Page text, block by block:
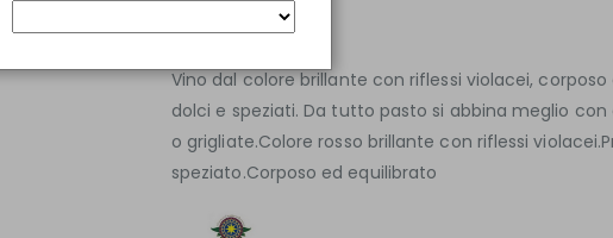
€ 7,50
Vino dal colore brillante con riflessi violacei,
dolci e speziati. Da tutto pasto si abbina meglio con
o grigliate.Colore rosso brillante con riflessi
speziato.Corposo ed equilibrato